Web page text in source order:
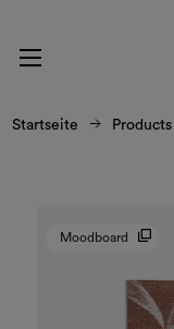
Startseite Products
Moodboard